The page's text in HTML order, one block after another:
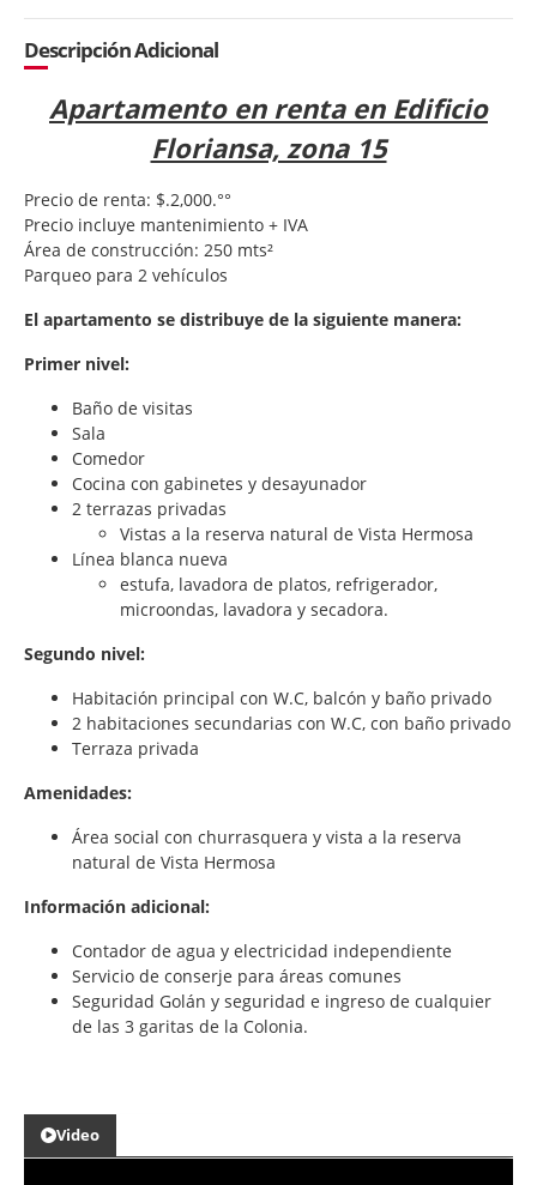
Descripción Adicional
Apartamento en renta en Edificio
Floriansa, zona 15
Precio de renta: $.2,000.°°
Precio incluye mantenimiento + IVA
Área de construcción: 250 mts²
Parqueo para 2 vehículos
El apartamento se distribuye de la siguiente manera:
Primer nivel:
Baño de visitas
Sala
Comedor
Cocina con gabinetes y desayunador
2 terrazas privadas
Vistas a la reserva natural de Vista Hermosa
Línea blanca nueva
estufa, lavadora de platos, refrigerador,
microondas, lavadora y secadora.
Segundo nivel:
Habitación principal con W.C, balcón y baño privado
2 habitaciones secundarias con W.C, con baño privado
Terraza privada
Amenidades:
Área social con churrasquera y vista a la reserva
natural de Vista Hermosa
Información adicional:
Contador de agua y electricidad independiente
Servicio de conserje para áreas comunes
Seguridad Golán y seguridad e ingreso de cualquier
de las 3 garitas de la Colonia.
Video